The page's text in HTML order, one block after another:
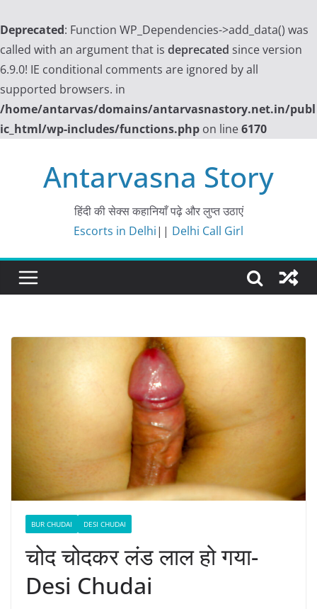
Deprecated: Function WP_Dependencies->add_data() was
called with an argument that is deprecated since version
6.9.0! IE conditional comments are ignored by all
supported browsers. in
/home/antarvas/domains/antarvasnastory.net.in/publ
ic_html/wp-includes/functions.php on line6170
Antarvasna Story
हिंदी की सेक्स कहानियाँ पढ़े और लुप्त उठाएं
Escorts in Delhi|| Delhi Call Girl
BUR CHUDAI DESI CHUDAI
चोद चोदकर लंड लाल हो गया-
Desi Chudai